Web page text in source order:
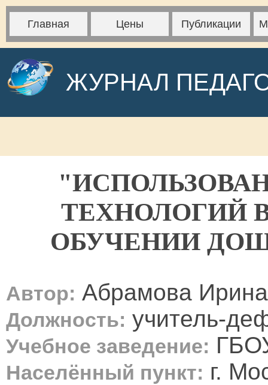
Главная Цены Публикации
ЖУРНАЛ
ТЕХНОЛОГИЙ
ОБУЧЕНИИ
Автор: Абрамова
Должность: учитель-
Учебное заведение:
Населённый пункт: г.